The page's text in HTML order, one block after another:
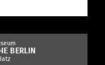
BERLIN